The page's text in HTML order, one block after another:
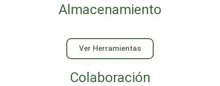
Almacenamiento
Ver Herramientas
Colaboración